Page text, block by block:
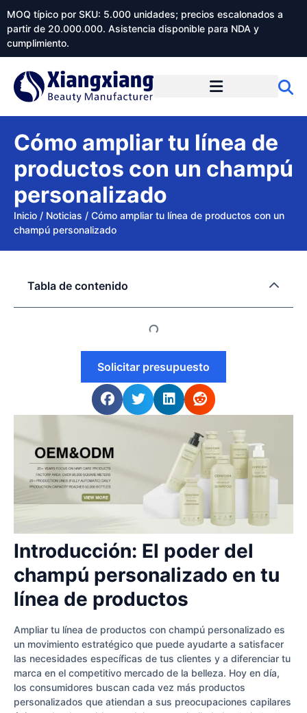
MOQ típico por SKU: 5.000 unidades; precios escalonados a
partir de 20.000.000. Asistencia disponible para NDA y
cumplimiento.
Cómo ampliar tu línea de
productos con un champú
personalizado
Inicio / Noticias / Cómo ampliar tu línea de productos con un
champú personalizado
Introducción: El poder del
champú personalizado en tu
línea de productos
Ampliar tu línea de productos con champú personalizado es
un movimiento estratégico que puede ayudarte a satisfacer
las necesidades específicas de tus clientes y a diferenciar tu
marca en el competitivo mercado de la belleza. Hoy en día,
los consumidores buscan cada vez más productos
personalizados que atiendan a sus preocupaciones capilares
Tabla de contenido
Solicitar presupuesto